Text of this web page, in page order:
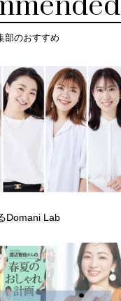
部のおすすめ
Domani Lab